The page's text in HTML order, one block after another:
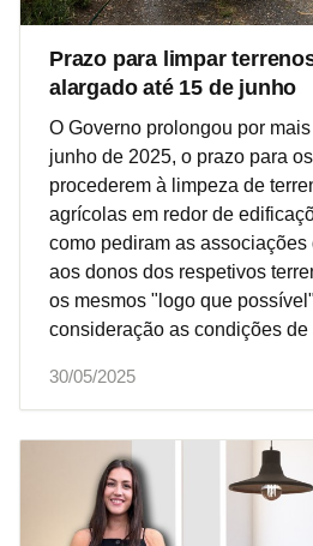
Prazo para limpar
alargado até 15 de junho
O Governo prolongou por
junho de 2025, o prazo para
procederem à limpeza de
agrícolas em redor de
como pediram as associações
aos donos dos respetivos
os mesmos "logo que
consideração as condições de
30/05/2025